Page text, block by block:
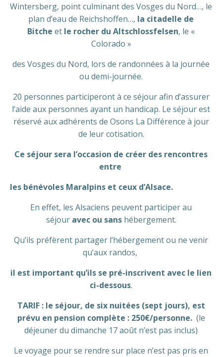
Wintersberg, point culminant des Vosges du Nord…, le
plan d’eau de Reichshoffen…, la citadelle de
Bitche et le rocher du Altschlossfelsen, le «
Colorado »
des Vosges du Nord, lors de randonnées à la journée
ou demi-journée.
20 personnes participeront à ce séjour afin d’assurer
l’aide aux personnes ayant un handicap. Le séjour est
réservé aux adhérents de Osons La Différence à jour
de leur cotisation.
Ce séjour sera l’occasion de créer des rencontres
entre
les bénévoles Maralpins et ceux d’Alsace.
En effet, les Alsaciens peuvent participer au
séjour avec ou sanshébergement.
Qu’ils préfèrent partager l’hébergement ou ne venir
qu’aux randos,
il est important qu’ils se pré-inscrivent avec le lien
ci-dessous.
TARIF : le séjour, de six nuitées (sept jours), est
prévu en pension complète : 250€/personne. (le
déjeuner du dimanche 17 août n’est pas inclus)
Le voyage pour se rendre sur place n’est pas pris en